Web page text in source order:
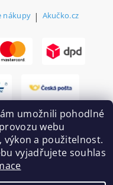
nákupy | Akučko.cz
umožnili pohodlné
webu
výkon a použitelnost.
vyjadřujete souhlas